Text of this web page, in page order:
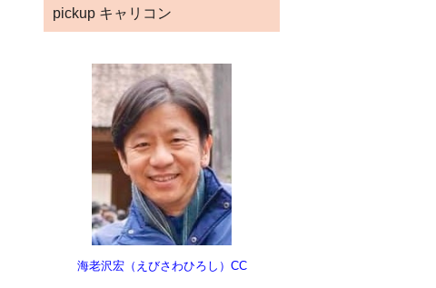
pickup キャリコン
海老沢宏（えびさわひろし）CC